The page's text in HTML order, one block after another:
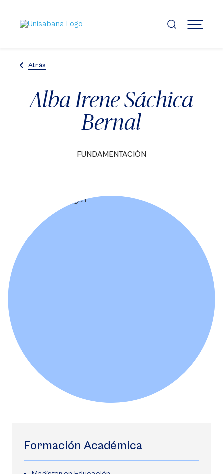
contenido
principal
MENÚ
Atrás
Alba Irene Sáchica
Bernal
FUNDAMENTACIÓN
Formación Académica